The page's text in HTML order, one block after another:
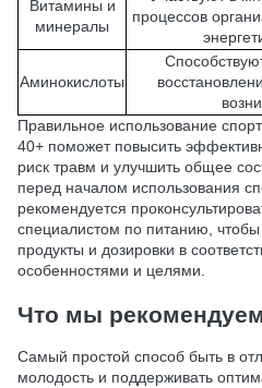
Витамины и
минералы
процессов
Аминокислоты
Правильное использование
40+ поможет повысить
риск травм и улучшить общее
перед началом использования
рекомендуется
специалистом по питанию,
продукты и дозировки в
особенностями и целями.
Что мы
Самый простой способ быть в
молодость и поддерживать